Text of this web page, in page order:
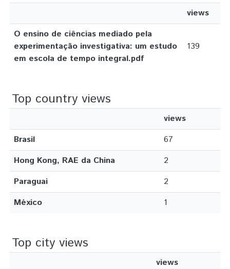
views
O ensino de ciências mediado pela
experimentação investigativa: um estudo
em escola de tempo integral.pdf
139
Top country views
views
Brasil
67
Hong Kong, RAE da China
2
Paraguai
2
México
1
Top city views
views